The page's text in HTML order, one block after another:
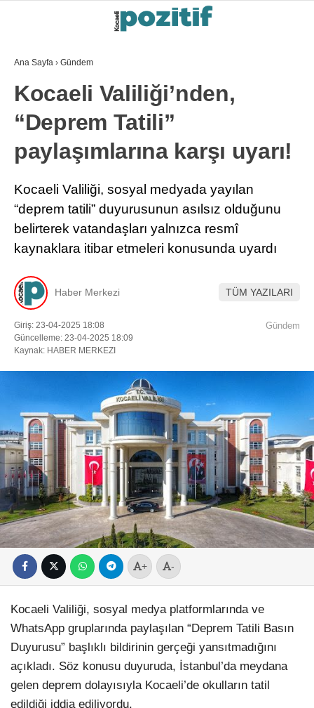
Ana Sayfa › Gündem
Kocaeli Valiliği’nden,
“Deprem Tatili”
paylaşımlarına karşı uyarı!
Kocaeli Valiliği, sosyal medyada yayılan
“deprem tatili” duyurusunun asılsız olduğunu
belirterek vatandaşları yalnızca resmî
kaynaklara itibar etmeleri konusunda uyardı
Haber Merkezi TÜM YAZILARI
Giriş: 23-04-2025 18:08
Güncelleme: 23-04-2025 18:09
Kaynak: HABER MERKEZI
Gündem
+ -
Kocaeli Valiliği, sosyal medya platformlarında ve
WhatsApp gruplarında paylaşılan “Deprem Tatili Basın
Duyurusu” başlıklı bildirinin gerçeği yansıtmadığını
açıkladı. Söz konusu duyuruda, İstanbul’da meydana
gelen deprem dolayısıyla Kocaeli’de okulların tatil
edildiği iddia ediliyordu.